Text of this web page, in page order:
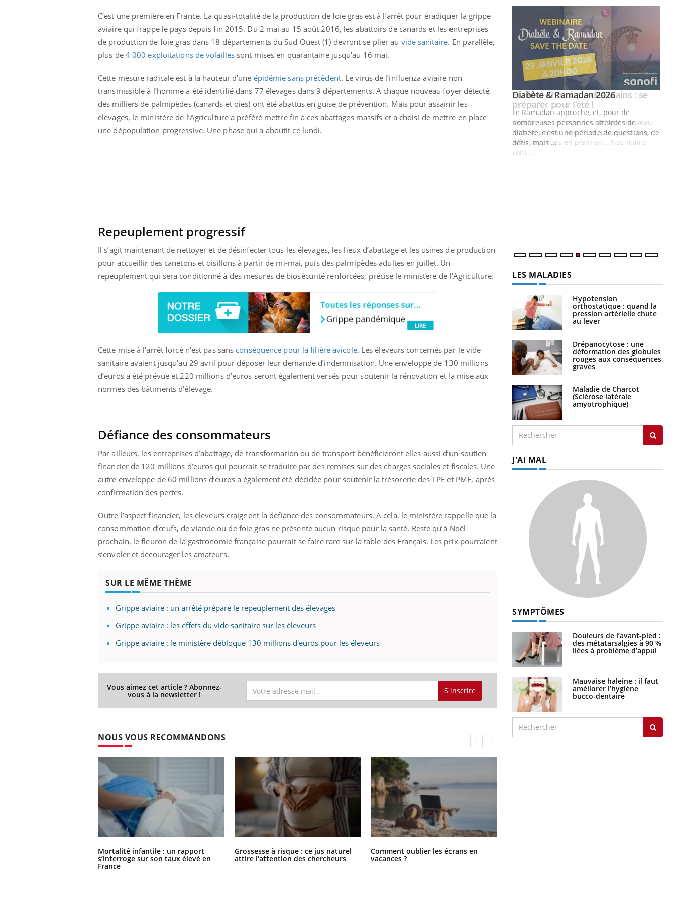
C’est une première en France. La quasi-totalité de la production de foie gras est à l’arrêt pour éradiquer la grippe
aviaire qui frappe le pays depuis fin 2015. Du 2 mai au 15 août 2016, les abattoirs de canards et les entreprises
de production de foie gras dans 18 départements du Sud Ouest (1) devront se plier au vide sanitaire. En parallèle,
plus de 4 000 exploitations de volailles sont mises en quarantaine jusqu'au 16 mai.
Cette mesure radicale est à la hauteur d'une épidémie sans précèdent. Le virus de l’influenza aviaire non
transmissible à l’homme a été identifié dans 77 élevages dans 9 départements. A chaque nouveau foyer détecté,
des milliers de palmipèdes (canards et oies) ont été abattus en guise de prévention. Mais pour assainir les
élevages, le ministère de l’Agriculture a préféré mettre fin à ces abattages massifs et a choisi de mettre en place
une dépopulation progressive. Une phase qui a aboutit ce lundi.
Repeuplement progressif
Il s’agit maintenant de nettoyer et de désinfecter tous les élevages, les lieux d’abattage et les usines de production
pour accueillir des canetons et oisillons à partir de mi-mai, puis des palmipèdes adultes en juillet. Un
repeuplement qui sera conditionné à des mesures de biosécurité renforcées, précise le ministère de l’Agriculture.
Cette mise à l’arrêt forcé n’est pas sans conséquence pour la filière avicole. Les éleveurs concernés par le vide
sanitaire avaient jusqu’au 29 avril pour déposer leur demande d’indemnisation. Une enveloppe de 130 millions
d’euros a été prévue et 220 millions d’euros seront également versés pour soutenir la rénovation et la mise aux
normes des bâtiments d’élevage.
Défiance des consommateurs
Par ailleurs, les entreprises d’abattage, de transformation ou de transport bénéficieront elles aussi d’un soutien
financier de 120 millions d’euros qui pourrait se traduire par des remises sur des charges sociales et fiscales. Une
autre enveloppe de 60 millions d’euros a également été décidée pour soutenir la trésorerie des TPE et PME, après
confirmation des pertes.
Outre l’aspect financier, les éleveurs craignent la défiance des consommateurs. A cela, le ministère rappelle que la
consommation d’œufs, de viande ou de foie gras ne présente aucun risque pour la santé. Reste qu’à Noël
prochain, le fleuron de la gastronomie française pourrait se faire rare sur la table des Français. Les prix pourraient
s’envoler et décourager les amateurs.
SUR LE MÊME THÈME
Grippe aviaire : un arrêté prépare le repeuplement des élevages
Grippe aviaire : les effets du vide sanitaire sur les éleveurs
Grippe aviaire : le ministère débloque 130 millions d'euros pour les éleveurs
Vous aimez cet article ? Abonnez-
vous à la newsletter ! S'inscrire
NOUS VOUS RECOMMANDONS
Mortalité infantile : un rapport
s’interroge sur son taux élevé en
France
Grossesse à risque : ce jus naturel
attire l'attention des chercheurs
Comment oublier les écrans en
vacances ?
Carence en fer : comprendre pour
Youtube
Fatigue, irritabilité, brouillard mental ou
même alopécie… Les symptômes de la
Youtube
Insuline & Charge mentale : et si on
osait en parler??Youtube
En 2026, l'insuline dans le diabète de type 2
reste entourée d'idées reçues chez les
Youtube
Eczéma Chronique des Mains : se
préparer pour l’été !Youtube
L'été arrive… et avec lui, un tout nouveau
Youtube
Diabète & Ramadan 2026Youtube
Le Ramadan approche, et, pour de
nombreuses personnes atteintes de
diabète, c'est une période de questions, de
défis, mais ...
LES MALADIES
Hypotension
orthostatique : quand la
pression artérielle chute
au lever
Drépanocytose : une
déformation des globules
rouges aux conséquences
graves
Maladie de Charcot
(Sclérose latérale
amyotrophique)
J'AI MAL
SYMPTÔMES
Douleurs de l’avant-pied :
des métatarsalgies à 90 %
liées à problème d’appui
Mauvaise haleine : il faut
améliorer l’hygiène
bucco-dentaire